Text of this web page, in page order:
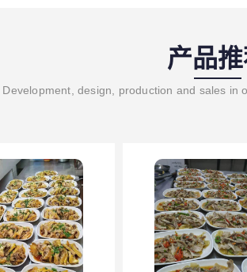
产品
Development, design, production and sales in